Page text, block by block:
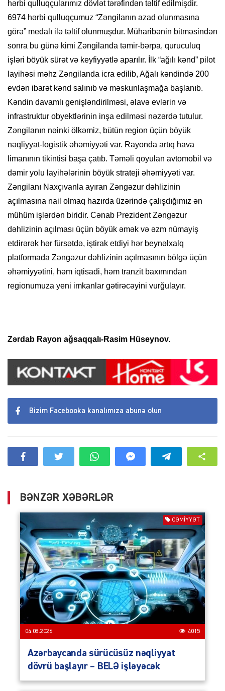
hərbi qulluqçularımız dövlət tərəfindən təltif edilmişdir.
6974 hərbi qulluqçumuz “Zəngilanın azad olunmasına
görə” medalı ilə təltif olunmuşdur. Müharibənin bitməsindən
sonra bu günə kimi Zəngilanda təmir-bərpa, quruculuq
işləri böyük sürət və keyfiyyətlə aparılır. İlk “ağılı kənd” pilot
layihəsi məhz Zəngilanda icra edilib, Ağalı kəndində 200
evdən ibarət kənd salınıb və məskunlaşmağa başlanıb.
Kəndin davamlı genişləndirilməsi, əlavə evlərin və
infrastruktur obyektlərinin inşa edilməsi nəzərdə tutulur.
Zəngilanın nəinki ölkəmiz, bütün region üçün böyük
nəqliyyat-logistik əhəmiyyəti var. Rayonda artıq hava
limanının tikintisi başa çatıb. Təməli qoyulan avtomobil və
dəmir yolu layihələrinin böyük strateji əhəmiyyəti var.
Zəngilanı Naxçıvanla ayıran Zəngəzur dəhlizinin
açılmasına nail olmaq hazırda üzərində çalışdığımız ən
mühüm işlərdən biridir. Cənab Prezident Zəngəzur
dəhlizinin açılması üçün böyük əmək və əzm nümayiş
etdirərək hər fürsətdə, iştirak etdiyi hər beynəlxalq
platformada Zəngəzur dəhlizinin açılmasının bölgə üçün
əhəmiyyətini, həm iqtisadi, həm tranzit baxımından
regionumuza yeni imkanlar gətirəcəyini vurğulayır.
Zərdab Rayon ağsaqqalı-Rasim Hüseynov.
Bizim Facebooka kanalımıza abunə olun
BƏNZƏR XƏBƏRLƏR
CƏMIYYƏT
04.08.2026 4015
Azərbaycanda sürücüsüz nəqliyyat
dövrü başlayır – BELƏ işləyəcək